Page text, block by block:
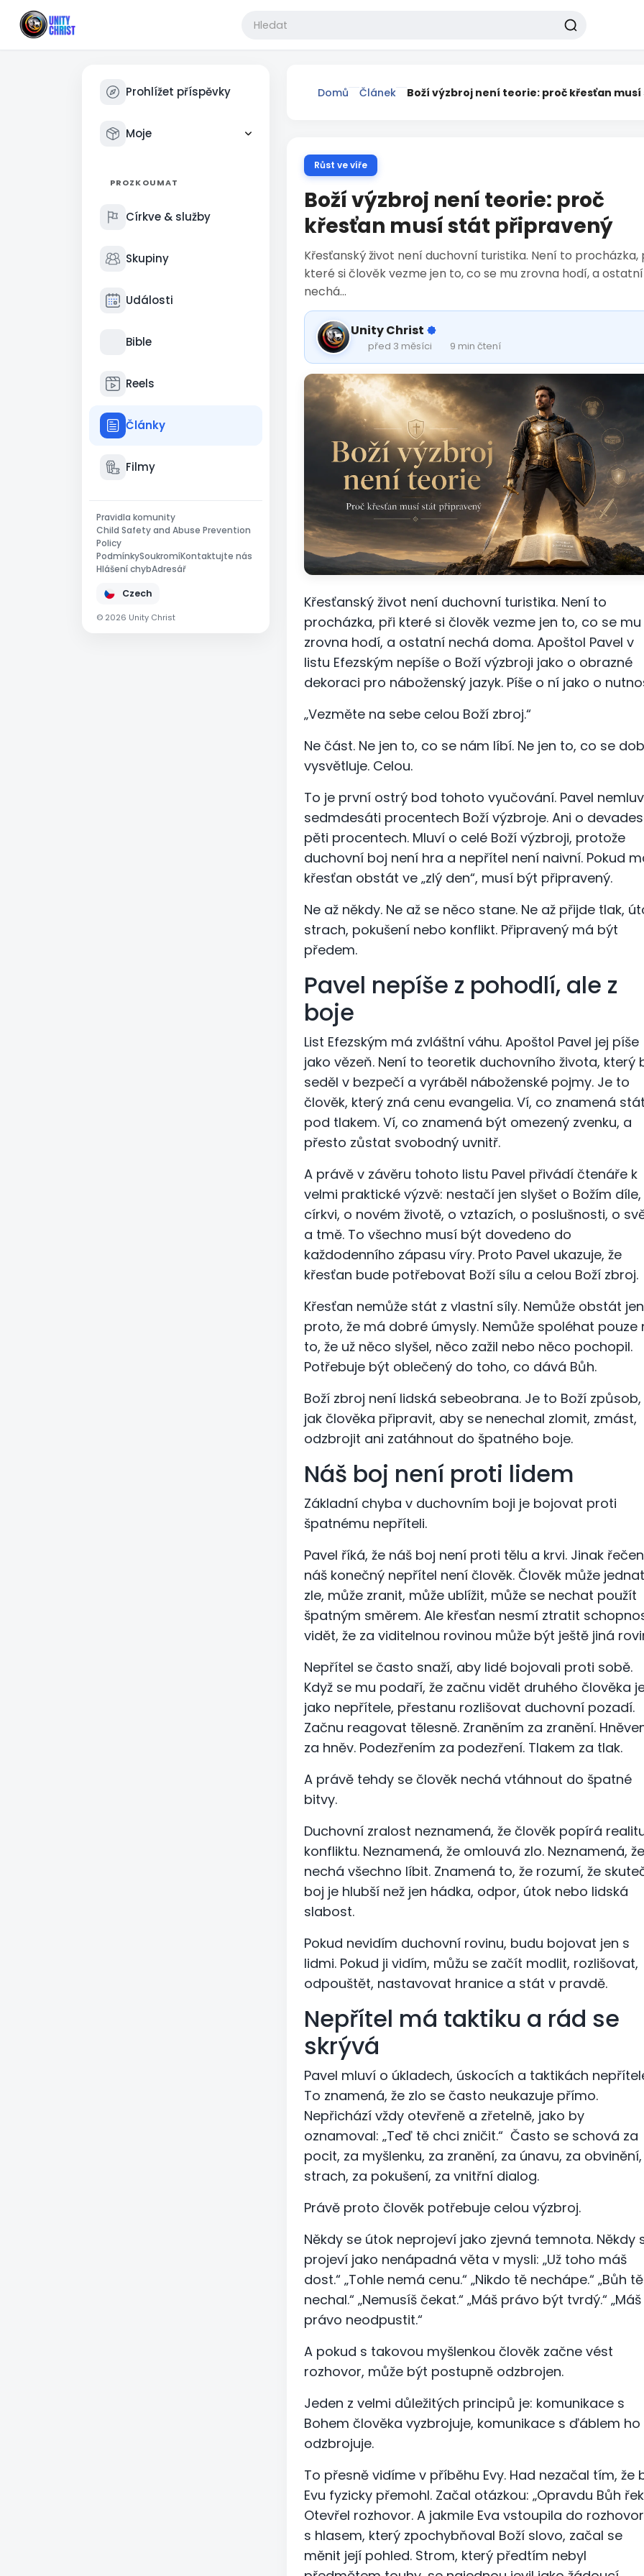
Prohlížet příspěvky
Moje
PROZKOUMAT
Církve & služby
Skupiny
Události
Bible
Reels
Články
Filmy
Pravidla komunity
Child Safety and Abuse Prevention
Policy
PodmínkySoukromíKontaktujte nás
Hlášení chybAdresář
Czech
© 2026 Unity Christ
Domů Článek Boží výzbroj není teorie: proč křesťan
Růst ve víře
Boží výzbroj není teorie: proč
křesťan musí stát připravený
Křesťanský život není duchovní turistika. Není to procházka,
které si člověk vezme jen to, co se mu zrovna hodí, a ostatní
nechá...
Unity Christ
před 3 měsíci 9 min čtení
Křesťanský život není duchovní turistika. Není to
procházka, při které si člověk vezme jen to, co se mu
zrovna hodí, a ostatní nechá doma. Apoštol Pavel v
listu Efezským nepíše o Boží výzbroji jako o obrazné
dekoraci pro náboženský jazyk. Píše o ní jako o
„Vezměte na sebe celou Boží zbroj.“
Ne část. Ne jen to, co se nám líbí. Ne jen to, co se
vysvětluje. Celou.
To je první ostrý bod tohoto vyučování. Pavel
sedmdesáti procentech Boží výzbroje. Ani o
pěti procentech. Mluví o celé Boží výzbroji, protože
duchovní boj není hra a nepřítel není naivní. Pokud
křesťan obstát ve „zlý den“, musí být připravený.
Ne až někdy. Ne až se něco stane. Ne až přijde tlak,
strach, pokušení nebo konflikt. Připravený má být
předem.
Pavel nepíše z pohodlí, ale z
boje
List Efezským má zvláštní váhu. Apoštol Pavel jej píše
jako vězeň. Není to teoretik duchovního života, který
seděl v bezpečí a vyráběl náboženské pojmy. Je to
člověk, který zná cenu evangelia. Ví, co znamená stát
pod tlakem. Ví, co znamená být omezený zvenku, a
přesto zůstat svobodný uvnitř.
A právě v závěru tohoto listu Pavel přivádí čtenáře k
velmi praktické výzvě: nestačí jen slyšet o Božím díle,
církvi, o novém životě, o vztazích, o poslušnosti, o
a tmě. To všechno musí být dovedeno do
každodenního zápasu víry. Proto Pavel ukazuje, že
křesťan bude potřebovat Boží sílu a celou Boží zbroj.
Křesťan nemůže stát z vlastní síly. Nemůže obstát jen
proto, že má dobré úmysly. Nemůže spoléhat pouze
to, že už něco slyšel, něco zažil nebo něco pochopil.
Potřebuje být oblečený do toho, co dává Bůh.
Boží zbroj není lidská sebeobrana. Je to Boží způsob,
jak člověka připravit, aby se nenechal zlomit, zmást,
odzbrojit ani zatáhnout do špatného boje.
Náš boj není proti lidem
Základní chyba v duchovním boji je bojovat proti
špatnému nepříteli.
Pavel říká, že náš boj není proti tělu a krvi. Jinak
náš konečný nepřítel není člověk. Člověk může jednat
zle, může zranit, může ublížit, může se nechat použít
špatným směrem. Ale křesťan nesmí ztratit
vidět, že za viditelnou rovinou může být ještě jiná
Nepřítel se často snaží, aby lidé bojovali proti sobě.
Když se mu podaří, že začnu vidět druhého člověka
jako nepřítele, přestanu rozlišovat duchovní pozadí.
Začnu reagovat tělesně. Zraněním za zranění.
za hněv. Podezřením za podezření. Tlakem za tlak.
A právě tehdy se člověk nechá vtáhnout do špatné
bitvy.
Duchovní zralost neznamená, že člověk popírá
konfliktu. Neznamená, že omlouvá zlo. Neznamená,
nechá všechno líbit. Znamená to, že rozumí, že
boj je hlubší než jen hádka, odpor, útok nebo lidská
slabost.
Pokud nevidím duchovní rovinu, budu bojovat jen s
lidmi. Pokud ji vidím, můžu se začít modlit, rozlišovat,
odpouštět, nastavovat hranice a stát v pravdě.
Nepřítel má taktiku a rád se
skrývá
Pavel mluví o úkladech, úskocích a taktikách
To znamená, že zlo se často neukazuje přímo.
Nepřichází vždy otevřeně a zřetelně, jako by
oznamoval: „Teď tě chci zničit.“ Často se schová za
pocit, za myšlenku, za zranění, za únavu, za
strach, za pokušení, za vnitřní dialog.
Právě proto člověk potřebuje celou výzbroj.
Někdy se útok neprojeví jako zjevná temnota. Někdy
projeví jako nenápadná věta v mysli: „Už toho máš
dost.“ „Tohle nemá cenu.“ „Nikdo tě nechápe.“ „Bůh tě
nechal.“ „Nemusíš čekat.“ „Máš právo být tvrdý.“ „Máš
právo neodpustit.“
A pokud s takovou myšlenkou člověk začne vést
rozhovor, může být postupně odzbrojen.
Jeden z velmi důležitých principů je: komunikace s
Bohem člověka vyzbrojuje, komunikace s ďáblem ho
odzbrojuje.
To přesně vidíme v příběhu Evy. Had nezačal tím, že
Evu fyzicky přemohl. Začal otázkou: „Opravdu Bůh
Otevřel rozhovor. A jakmile Eva vstoupila do
s hlasem, který zpochybňoval Boží slovo, začal se
měnit její pohled. Strom, který předtím nebyl